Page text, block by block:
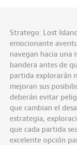
Stratego: Lost
emocionante
navegan hacia una
bandera antes de
partida explorarán
mejoran sus
deberán evitar
que cambian el
estrategia,
que cada partida
excelente opción